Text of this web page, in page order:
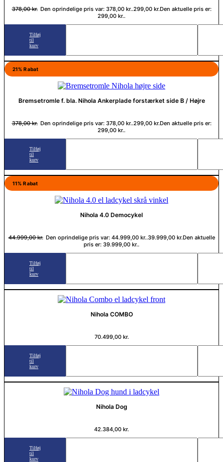
378,00kr. Den oprindelige pris var: 378,00 kr..299,00 kr.Den aktuelle pris er:
299,00 kr..
Tilføj
til
kurv
21% Rabat
Bremsetromle f. bla. Nihola Ankerplade forstærket side B / Højre
378,00kr. Den oprindelige pris var: 378,00 kr..299,00 kr.Den aktuelle pris er:
299,00 kr..
Tilføj
til
kurv
11% Rabat
Nihola 4.0 Democykel
44.999,00kr. Den oprindelige pris var: 44.999,00 kr..39.999,00 kr.Den aktuelle
pris er: 39.999,00 kr..
Tilføj
til
kurv
Nihola COMBO
70.499,00 kr.
Tilføj
til
kurv
Nihola Dog
42.384,00 kr.
Tilføj
til
kurv